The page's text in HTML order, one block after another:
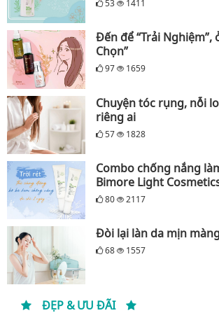
53 1411
Đến để “Trải Nghiệm”,
Chọn”
97 1659
Chuyện tóc rụng, nỗi
riêng ai
57 1828
Combo chống nắng
Bimore Light
80 2117
Đòi lại làn da mịn
68 1557
ĐẸP & ƯU ĐÃI